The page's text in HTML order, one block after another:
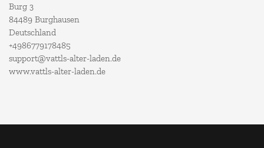
Burg 3
84489 Burghausen
Deutschland
+4986779178485
support@vattls-alter-laden.de
www.vattls-alter-laden.de